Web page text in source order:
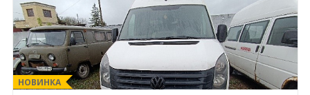
НОВИНКА